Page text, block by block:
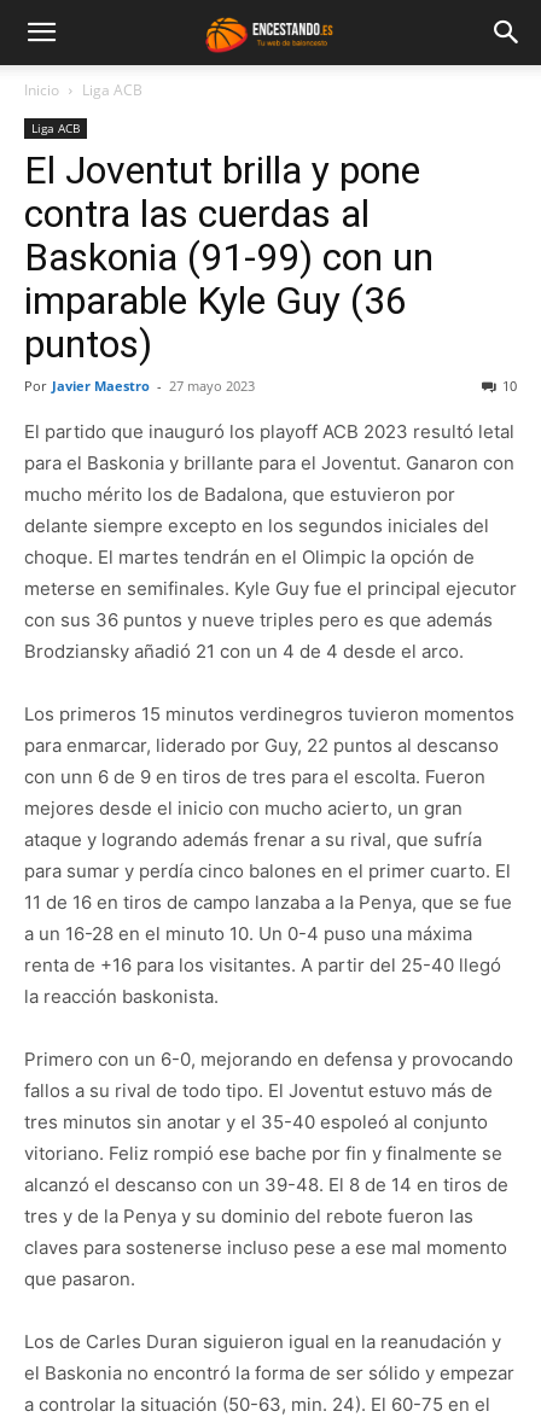
Inicio Liga ACB
Liga ACB
El Joventut brilla y pone
contra las cuerdas al
Baskonia (91-99) con un
imparable Kyle Guy (36
puntos)
Por Javier Maestro - 27 mayo 2023 10
El partido que inauguró los playoff ACB 2023 resultó letal
para el Baskonia y brillante para el Joventut. Ganaron con
mucho mérito los de Badalona, que estuvieron por
delante siempre excepto en los segundos iniciales del
choque. El martes tendrán en el Olimpic la opción de
meterse en semifinales. Kyle Guy fue el principal ejecutor
con sus 36 puntos y nueve triples pero es que además
Brodziansky añadió 21 con un 4 de 4 desde el arco.
Los primeros 15 minutos verdinegros tuvieron momentos
para enmarcar, liderado por Guy, 22 puntos al descanso
con unn 6 de 9 en tiros de tres para el escolta. Fueron
mejores desde el inicio con mucho acierto, un gran
ataque y logrando además frenar a su rival, que sufría
para sumar y perdía cinco balones en el primer cuarto. El
11 de 16 en tiros de campo lanzaba a la Penya, que se fue
a un 16-28 en el minuto 10. Un 0-4 puso una máxima
renta de +16 para los visitantes. A partir del 25-40 llegó
la reacción baskonista.
Primero con un 6-0, mejorando en defensa y provocando
fallos a su rival de todo tipo. El Joventut estuvo más de
tres minutos sin anotar y el 35-40 espoleó al conjunto
vitoriano. Feliz rompió ese bache por fin y finalmente se
alcanzó el descanso con un 39-48. El 8 de 14 en tiros de
tres y de la Penya y su dominio del rebote fueron las
claves para sostenerse incluso pese a ese mal momento
que pasaron.
Los de Carles Duran siguieron igual en la reanudación y
el Baskonia no encontró la forma de ser sólido y empezar
a controlar la situación (50-63, min. 24). El 60-75 en el